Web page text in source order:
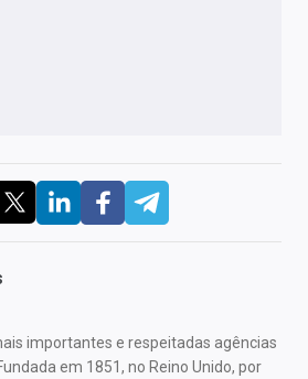
importantes e respeitadas agências
em 1851, no Reino Unido, por